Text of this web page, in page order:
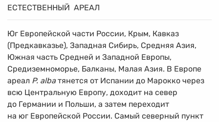
ЕСТЕСТВЕННЫЙ АРЕАЛ
Юг Европейской части России, Крым, Кавказ
(Предкавказье), Западная Сибирь, Средняя Азия,
Южная часть Средней и Западной Европы,
Средиземноморье, Балканы, Малая Азия. В Европе
ареал P. albaтянется от Испании до Марокко через
всю Центральную Европу, доходит на север
до Германии и Польши, а затем переходит
на юг Европейской России. Самый северный пункт